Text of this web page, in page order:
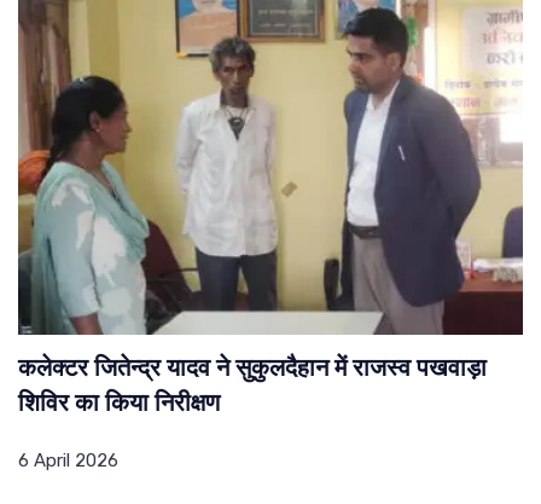
कलेक्टर जितेन्द्र यादव ने सुकुलदैहान में राजस्व पखवाड़ा
शिविर का किया निरीक्षण
6 April 2026